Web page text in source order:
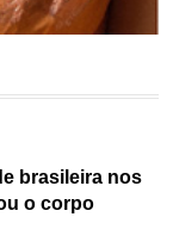
brasileira nos
o corpo